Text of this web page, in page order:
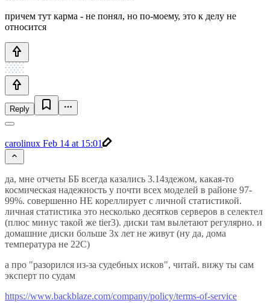
причем тут карма - не понял, но по-моему, это к делу не
относится
Reply
carolinux Feb 14 at 15:01
да, мне отчеты ББ всегда казались 3.14здежом, какая-то
космическая надежность у почти всех моделей в районе 97-
99%. совершенно НЕ кореллирует с личной статистикой.
личная статистика это несколько десятков серверов в селектел
(плюс минус такой же tier3). диски там вылетают регулярно. и
домашние диски больше 3х лет не живут (ну да, дома
температура не 22C)
а про "разорился из-за судебных исков", читай. вижу ты сам
эксперт по судам
https://www.backblaze.com/company/policy/terms-of-service